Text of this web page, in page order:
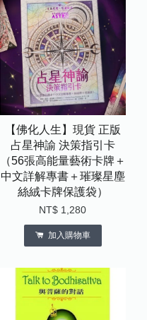
【佛化人生】現貨 正版
占星神諭 決策指引卡
（56張高能量藝術卡牌＋
中文詳解專書＋璀璨星塵
絲絨卡牌保護袋）
NT$ 1,280
加入購物車